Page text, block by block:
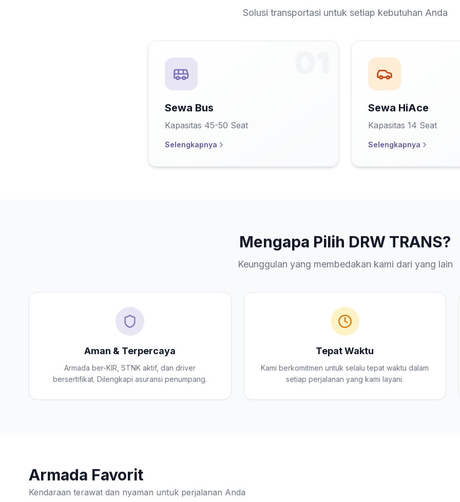
Solusi transportasi untuk setiap kebutuhan Anda
Sewa Bus
Kapasitas 45-50 Seat
Selengkapnya
Sewa HiAce
Kapasitas 14 Seat
Selengkapnya
Mengapa Pilih DRW TRANS?
Keunggulan yang membedakan kami dari yang lain
Aman & Terpercaya
Armada ber-KIR, STNK aktif, dan driver
bersertifikat. Dilengkapi asuransi penumpang.
Tepat Waktu
Kami berkomitmen untuk selalu tepat waktu dalam
setiap perjalanan yang kami layani.
Armada Favorit
Kendaraan terawat dan nyaman untuk perjalanan Anda